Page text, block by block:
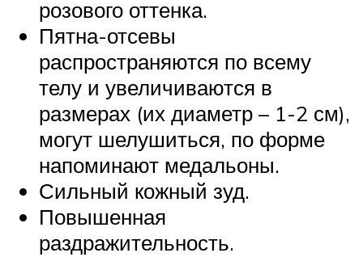
розового оттенка.
Пятна-отсевы
распространяются по всему
телу и увеличиваются в
размерах (их диаметр – 1-2 см),
могут шелушиться, по форме
напоминают медальоны.
Сильный кожный зуд.
Повышенная
раздражительность.